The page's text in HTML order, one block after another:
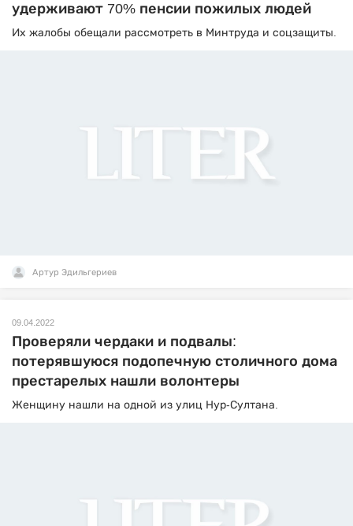
удерживают 70% пенсии пожилых людей
Их жалобы обещали рассмотреть в Минтруда и соцзащиты.
Артур Эдильгериев
09.04.2022
Проверяли чердаки и подвалы:
потерявшуюся подопечную столичного дома
престарелых нашли волонтеры
Женщину нашли на одной из улиц Нур-Султана.